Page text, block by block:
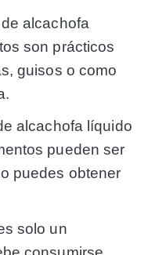
alcachofa
son prácticos
guisos o como
alcachofa líquido
pueden ser
puedes obtener
solo un